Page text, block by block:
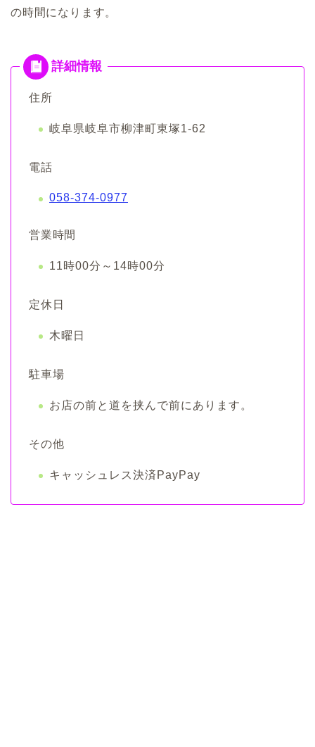
の時間になります。
住所
岐阜県岐阜市柳津町東塚1-62
電話
058-374-0977
営業時間
11時00分～14時00分
定休日
木曜日
駐車場
お店の前と道を挟んで前にあります。
その他
キャッシュレス決済PayPay